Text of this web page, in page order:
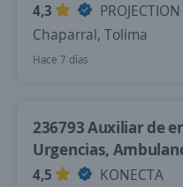
4,3
Chaparral, Tolima
Hace 7 días
236793 Auxiliar de
Urgencias,
4,5
KONECTA